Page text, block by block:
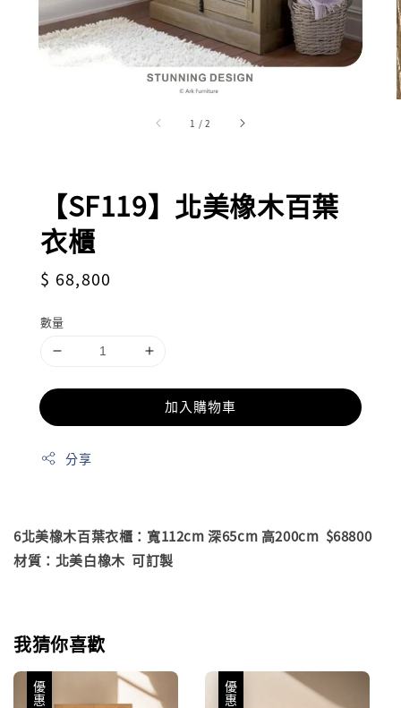
1 /2
【SF119】北美橡木百葉
衣櫃
Regular
$ 68,800
數量
加入購物車
分享
6北美橡木百葉衣櫃：寬112cm 深65cm 高200cm $68800
材質：北美白橡木 可訂製
我猜你喜歡
優惠 優惠